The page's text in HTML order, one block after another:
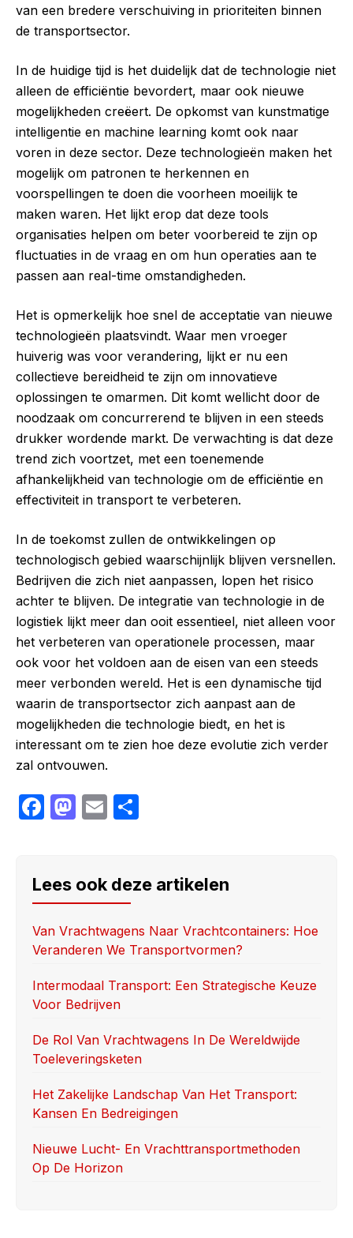
van een bredere verschuiving in prioriteiten binnen
de transportsector.
In de huidige tijd is het duidelijk dat de technologie niet
alleen de efficiëntie bevordert, maar ook nieuwe
mogelijkheden creëert. De opkomst van kunstmatige
intelligentie en machine learning komt ook naar
voren in deze sector. Deze technologieën maken het
mogelijk om patronen te herkennen en
voorspellingen te doen die voorheen moeilijk te
maken waren. Het lijkt erop dat deze tools
organisaties helpen om beter voorbereid te zijn op
fluctuaties in de vraag en om hun operaties aan te
passen aan real-time omstandigheden.
Het is opmerkelijk hoe snel de acceptatie van nieuwe
technologieën plaatsvindt. Waar men vroeger
huiverig was voor verandering, lijkt er nu een
collectieve bereidheid te zijn om innovatieve
oplossingen te omarmen. Dit komt wellicht door de
noodzaak om concurrerend te blijven in een steeds
drukker wordende markt. De verwachting is dat deze
trend zich voortzet, met een toenemende
afhankelijkheid van technologie om de efficiëntie en
effectiviteit in transport te verbeteren.
In de toekomst zullen de ontwikkelingen op
technologisch gebied waarschijnlijk blijven versnellen.
Bedrijven die zich niet aanpassen, lopen het risico
achter te blijven. De integratie van technologie in de
logistiek lijkt meer dan ooit essentieel, niet alleen voor
het verbeteren van operationele processen, maar
ook voor het voldoen aan de eisen van een steeds
meer verbonden wereld. Het is een dynamische tijd
waarin de transportsector zich aanpast aan de
mogelijkheden die technologie biedt, en het is
interessant om te zien hoe deze evolutie zich verder
zal ontvouwen.
F
e
b
o
o
k
M
o
d
o
n
E
e
Lees ook deze artikelen
Van Vrachtwagens Naar Vrachtcontainers: Hoe
Veranderen We Transportvormen?
Intermodaal Transport: Een Strategische Keuze
Voor Bedrijven
De Rol Van Vrachtwagens In De Wereldwijde
Toeleveringsketen
Het Zakelijke Landschap Van Het Transport:
Kansen En Bedreigingen
Nieuwe Lucht- En Vrachttransportmethoden
Op De Horizon